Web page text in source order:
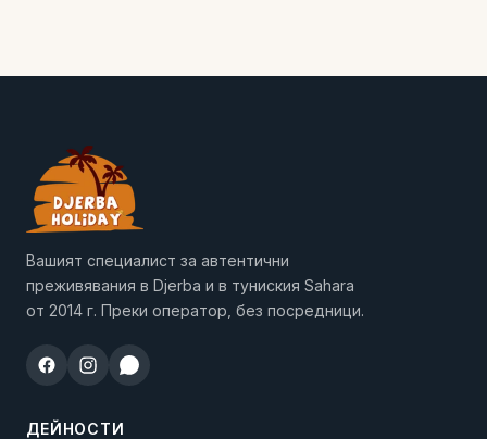
Вашият специалист за автентични
преживявания в Djerba и в туниския Sahara
от 2014 г. Преки оператор, без посредници.
ДЕЙНОСТИ